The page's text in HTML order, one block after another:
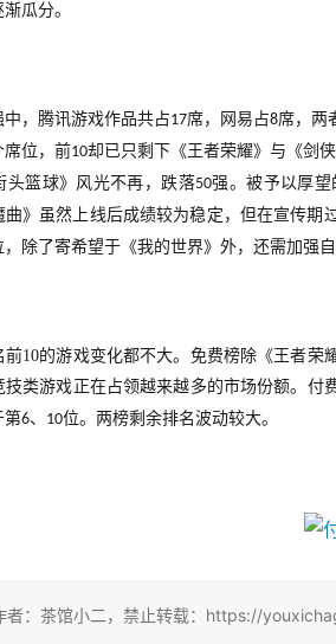
瓜分。
中，腾讯游戏作品共占17席，网易占8席，两
席位，前10却已只剩下《王者荣耀》与《剑侠
头篮球》风光不再，跌落50强。被予以厚
曲》虽然上线后成绩较为稳定，但在宣传期
除了寄希望于《我的世界》外，还需加强自
前10的游戏变化都不大。免费榜除《王者荣
技类游戏正在占领越来越多的市场份额。付
第6、 10位。两榜剩余排名波动较大。
者：茶馆小二，禁止转载：https://